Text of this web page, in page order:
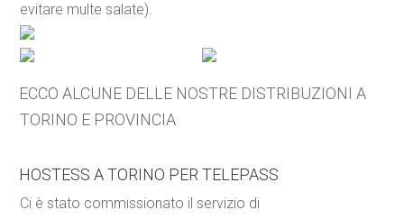
evitare multe salate).
ECCO ALCUNE DELLE NOSTRE DISTRIBUZIONI A
TORINO E PROVINCIA
HOSTESS A TORINO PER TELEPASS
Ci è stato commissionato il servizio di